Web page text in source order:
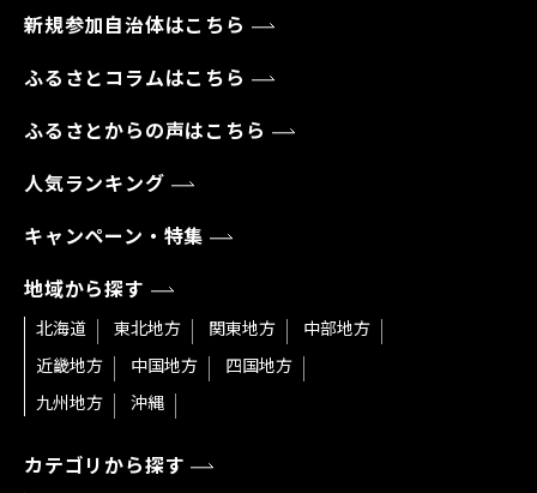
新規参加自治体はこちら
ふるさとコラムはこちら
ふるさとからの声はこちら
人気ランキング
キャンペーン・特集
地域から探す
北海道 東北地方 関東地方
中部地方
近畿地方
中国地方
四国地方
九州地方
沖縄
カテゴリから探す